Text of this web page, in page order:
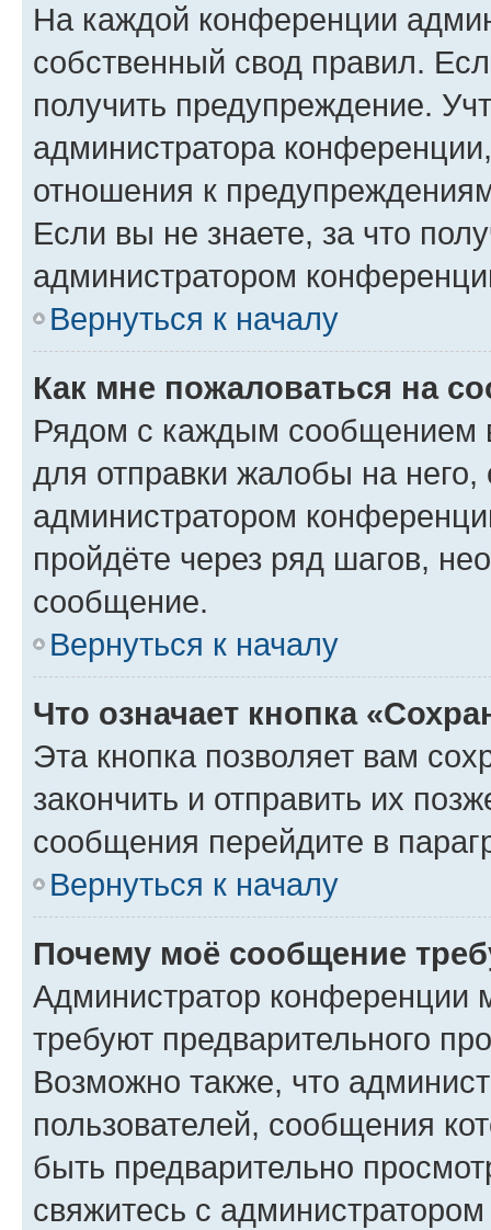
На каждой конференции
собственный свод правил.
получить предупреждение.
администратора
отношения к
Если вы не знаете, за что
администратором
Вернуться к началу
Как мне пожаловаться на
Рядом с каждым сообщением
для отправки жалобы на
администратором
пройдёте через ряд шагов,
сообщение.
Вернуться к началу
Что означает кнопка
Эта кнопка позволяет вам
закончить и отправить их
сообщения перейдите в
Вернуться к началу
Почему моё сообщение
Администратор конференции
требуют предварительного
Возможно также, что
пользователей, сообщения
быть предварительно
свяжитесь с